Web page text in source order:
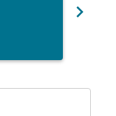
chevron_right